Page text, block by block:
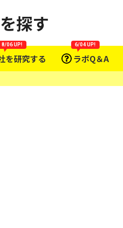
を研究する
8/06 UP!
ラボQ＆A
6/04 UP!
探す